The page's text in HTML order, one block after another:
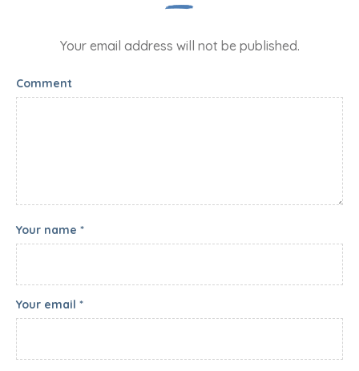
Your email address will not be published.
Comment
Your name *
Your email *